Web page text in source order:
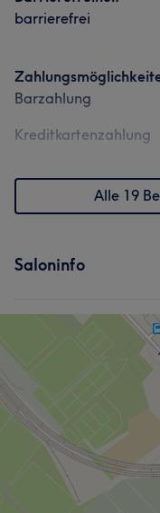
barrierefrei
Barzahlung
Kreditkartenzahlung
Alle 19
Saloninfo